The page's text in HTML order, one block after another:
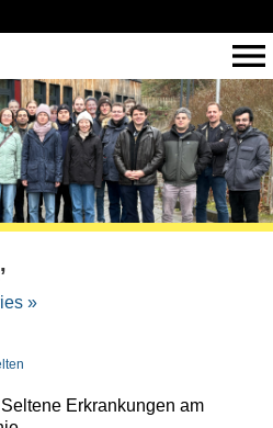
»
Erkrankungen am